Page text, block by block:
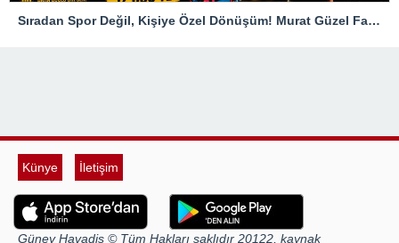
Sıradan Spor Değil, Kişiye Özel Dönüşüm! Murat Güzel Farkıyla
Künye İletişim
Güney Havadis © Tüm Hakları saklıdır 20122, kaynak